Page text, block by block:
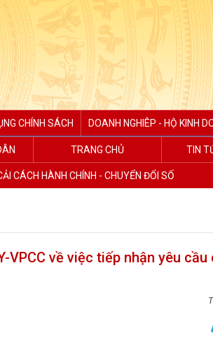
CHÍNH SÁCH DOANH NGHIÊP - HỘ KINH
TRANG CHỦ TIN
CÁCH HÀNH CHÍNH - CHUYỂN ĐỔI SỐ
VPCC về việc tiếp nhận yêu